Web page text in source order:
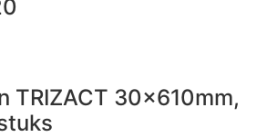
TRIZACT 30x610mm,